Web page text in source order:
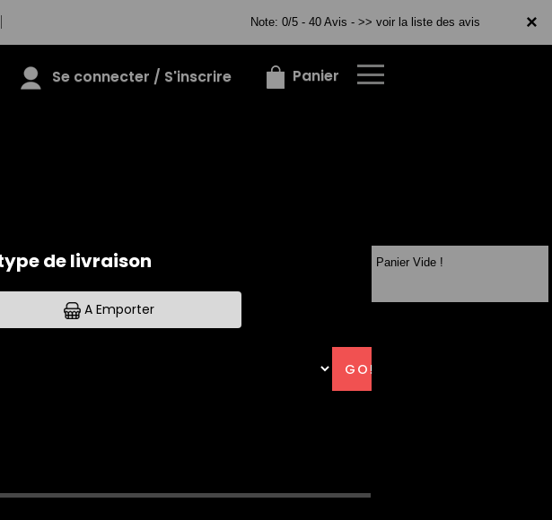
×
Note: 0/5 - 40 Avis - >> voir la liste des avis
Se connecter / S'inscrire Panier
×
12SAUMON
Panier Vide !